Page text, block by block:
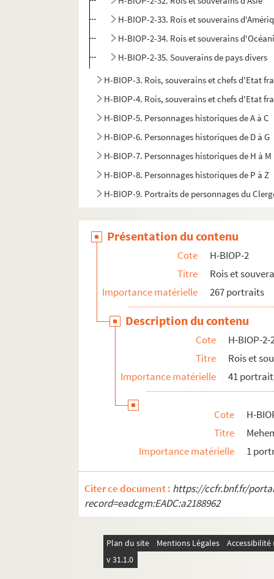
H-BIOP-2-33. Rois et souverains
H-BIOP-2-34. Rois et souverains
H-BIOP-2-35. Souverains de pays divers
H-BIOP-3. Rois, souverains et chefs d'Etat
H-BIOP-4. Rois, souverains et chefs d'Etat
H-BIOP-5. Personnages historiques de A à C
H-BIOP-6. Personnages historiques de D à G
H-BIOP-7. Personnages historiques de H à M
H-BIOP-8. Personnages historiques de P à Z
H-BIOP-9. Portraits de personnages du
Présentation du contenu
Cote
H-BIOP-2
Titre
Rois et
Importance matérielle
267 portraits
Description du contenu
Cote
H-BIOP-2-
Titre
Rois et
Importance matérielle
41
Cote
H-
Titre
Importance matérielle
1
Citer ce document : https://ccfr.bnf.fr/
record=eadcgm:EADC:a2188962
Plan du site Mentions Légales
v 31.1.0